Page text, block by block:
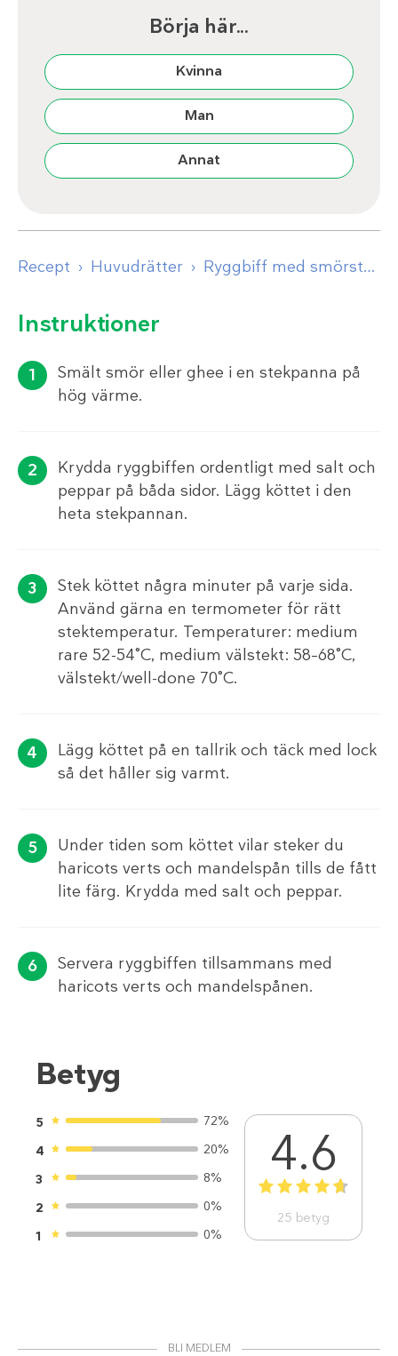
Börja här...
Kvinna
Man
Annat
Recept Huvudrätter Ryggbiff med smörsteka haricots verts och mandel
Instruktioner
Smält smör eller ghee i en stekpanna på
hög värme.
Krydda ryggbiffen ordentligt med salt och
peppar på båda sidor. Lägg köttet i den
heta stekpannan.
Stek köttet några minuter på varje sida.
Använd gärna en termometer för rätt
stektemperatur. Temperaturer: medium
rare 52-54˚C, medium välstekt: 58–68˚C,
välstekt/well-done 70˚C.
Lägg köttet på en tallrik och täck med lock
så det håller sig varmt.
Under tiden som köttet vilar steker du
haricots verts och mandelspån tills de fått
lite färg. Krydda med salt och peppar.
Servera ryggbiffen tillsammans med
haricots verts och mandelspånen.
Betyg
5
72%
4
20%
3
8%
2
0%
1
0%
4.6
1 2 3 4 5
25 betyg
BLI MEDLEM